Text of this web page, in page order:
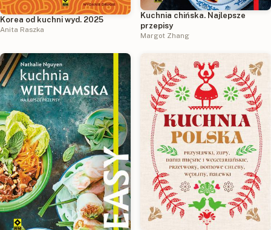
Korea od kuchni wyd. 2025
Anita Raszka
Kuchnia chińska. Najlepsze
przepisy
Margot Zhang